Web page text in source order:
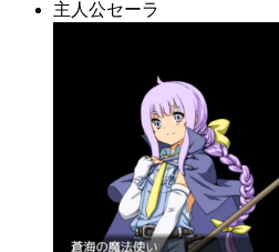
主人公セーラ